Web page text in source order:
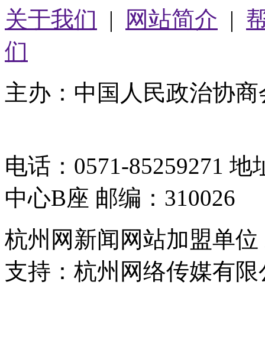
关于我们 | 网站简介 |
们
主办：中国人民政治协
电话：0571-85259271
中心B座 邮编：310026
杭州网新闻网站加盟单
支持：杭州网络传媒有限